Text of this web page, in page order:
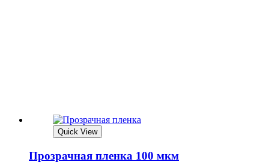
Quick View
Прозрачная пленка 100 мкм